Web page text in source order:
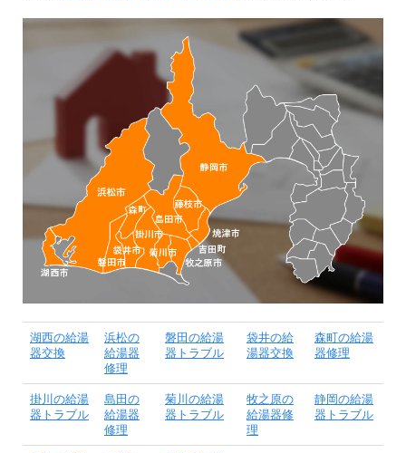
湖西の給湯
器交換
浜松の
給湯器
修理
磐田の給湯
器トラブル
袋井の給
湯器交換
森町の給湯
器修理
掛川の給湯
器トラブル
島田の
給湯器
修理
菊川の給湯
器トラブル
牧之原の
給湯器修
理
静岡の給湯
器トラブル